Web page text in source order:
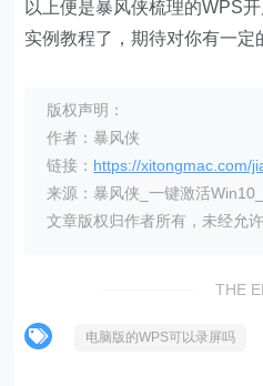
以上便是暴风侠梳理的WPS
实例教程了，期待对你有一定
版权声明：
作者：暴风侠
链接： https://xitongmac.com/
来源：暴风侠_一键激活
文章版权归作者所有，未经允许
THE
电脑版的WPS可以录屏吗